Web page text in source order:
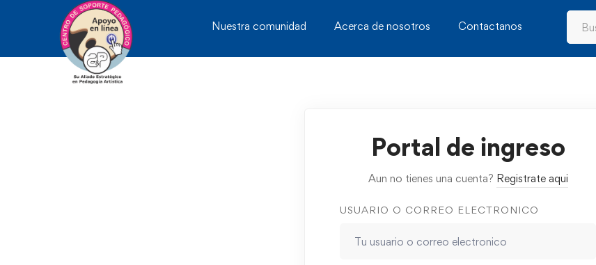
Nuestra comunidad Acerca de nosotros Contactanos
Portal de ingreso
Aun no tienes una cuenta? Registrate aqui
USUARIO O CORREO ELECTRONICO